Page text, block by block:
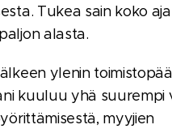
Tukea sain koko
alasta.
ylenin
kuuluu yhä suurempi
myyjien